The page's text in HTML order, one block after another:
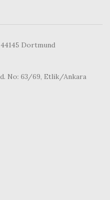
Dortmund
No: 63/69, Etlik/Ankara